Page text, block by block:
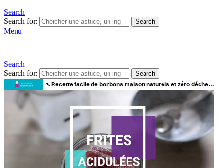
Search
Search for:
Search
Menu
Search
Search for:
Search